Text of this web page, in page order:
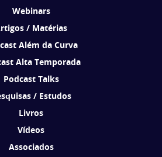
Webinars
/ Matérias
Além da Curva
Alta Temporada
Podcast Talks
/ Estudos
Livros
Vídeos
Associados